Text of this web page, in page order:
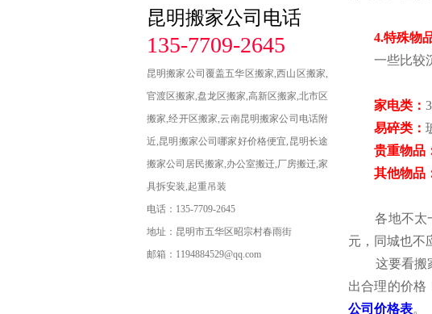
昆明搬家公司电话
135-7709-2645
昆明搬家公司覆盖五华区搬家,西山区搬家,
官渡区搬家,盘龙区搬家,高新区搬家,北市区
搬家,经开区搬家,云南昆明搬家公司电话附
近,昆明搬家公司哪家好价格便宜,昆明长途
搬家公司居民搬家,办公室搬迁,厂房搬迁,家
具拆安装,起重吊装
电话：135-7709-2645
地址：昆明市五华区昭宗村春雨街
邮箱：1194884529@qq.com
4.特殊物
一些比较沉
家电类：
易碎类：
贵重物品
其他物品
各地不太一
元，同城也不
这要看搬家
出合理的价格
公司价格表。